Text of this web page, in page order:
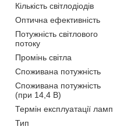
Кількість світлодіодів
Оптична ефективність
Потужність світлового
потоку
Промінь світла
Споживана потужність
Споживана потужність
(при 14,4 В)
Термін експлуатації ламп
Тип